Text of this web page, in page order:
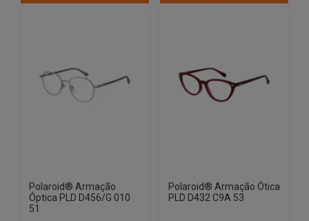
Polaroid® Armação
Óptica PLD D456/G 010
51
Polaroid® Armação Ótica
PLD D432 C9A 53